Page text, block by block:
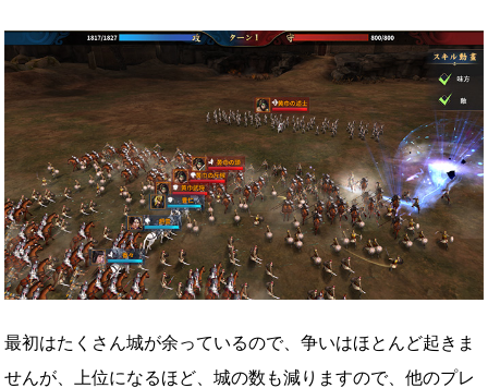
最初はたくさん城が余っているので、争いはほとんど起きま
せんが、上位になるほど、城の数も減りますので、他のプレ